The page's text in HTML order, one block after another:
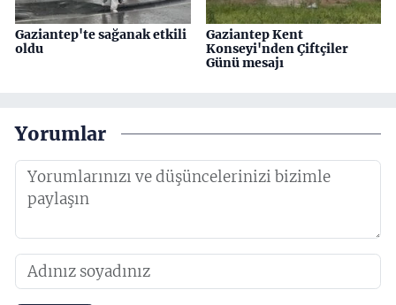
Gaziantep'te sağanak etkili
oldu
Gaziantep Kent
Konseyi'nden Çiftçiler
Günü mesajı
Yorumlar